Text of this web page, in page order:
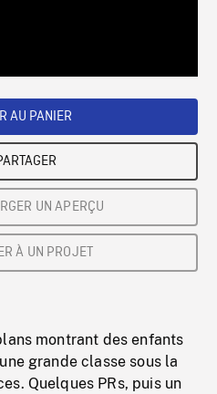
AU PANIER
UN APERÇU
À UN PROJET
montrant des enfants
grande classe sous la
Quelques PRs, puis un